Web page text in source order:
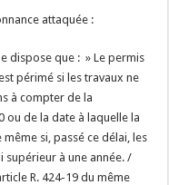
attaquée :
dispose que : » Le permis
périmé si les travaux ne
à compter de la
ou de la date à laquelle la
si, passé ce délai, les
à une année. /
R. 424-19 du même